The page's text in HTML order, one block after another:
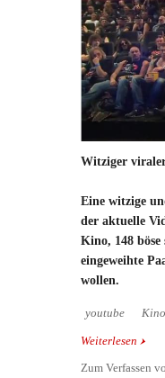
Witziger
Eine witzige
der aktuelle
Kino, 148
eingeweihte
wollen.
youtube Kino
Weiterlesen über
Zum Verfassen